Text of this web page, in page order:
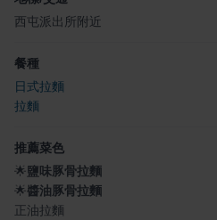
西屯派出所附近
餐種
日式拉麵
拉麵
推薦菜色
🌟鹽味豚骨拉麵
🌟醬油豚骨拉麵
正油拉麵